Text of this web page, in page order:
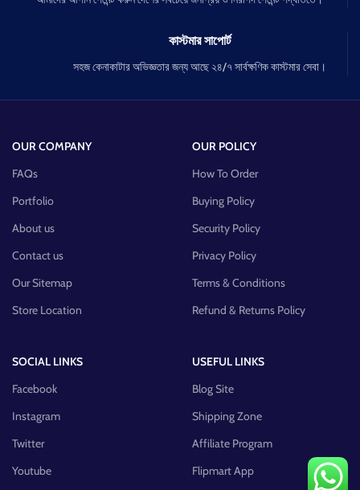
কাস্টমার সাপোর্ট
সহজ কেনাকাটার অভিজ্ঞতার জন্য আছে ২৪/৭ সার্বক্ষণিক কাস্টমার সেবা।
OUR COMPANY
FAQs
Portfolio
About us
Contact us
Our Sitemap
Store Location
OUR POLICY
How To Order
Buying Policy
Security Policy
Privacy Policy
Terms & Conditions
Refund & Returns Policy
SOCIAL LINKS
Facebook
Instagram
Twitter
Youtube
USEFUL LINKS
Blog Site
Shipping Zone
Affiliate Program
Flipmart App